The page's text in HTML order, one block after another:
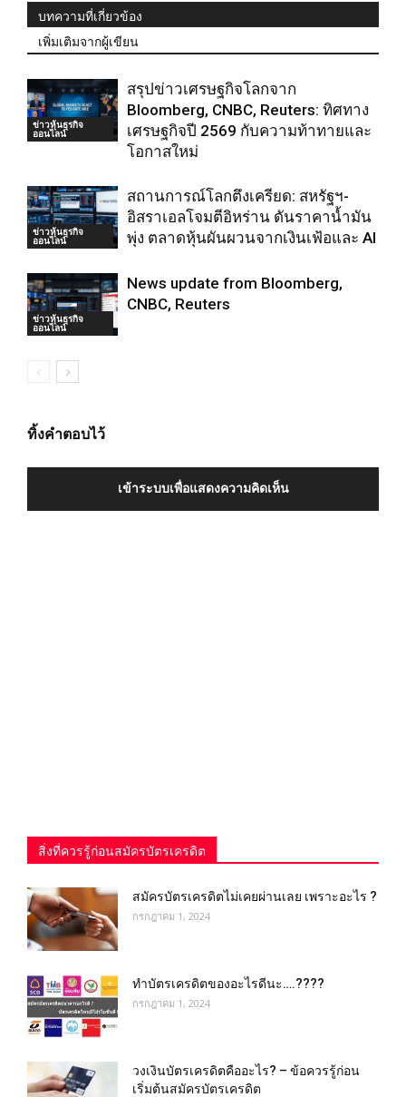
บทความที่เกี่ยวข้อง
เพิ่มเติมจากผู้เขียน
ข่าวหุ้นธุรกิจ
ออนไลน์
สรุปข่าวเศรษฐกิจโลกจาก
Bloomberg, CNBC, Reuters: ทิศทาง
เศรษฐกิจปี 2569 กับความท้าทายและ
โอกาสใหม่
ข่าวหุ้นธุรกิจ
ออนไลน์
สถานการณ์โลกตึงเครียด: สหรัฐฯ-
อิสราเอลโจมตีอิหร่าน ดันราคาน้ำมัน
พุ่ง ตลาดหุ้นผันผวนจากเงินเฟ้อและ AI
ข่าวหุ้นธุรกิจ
ออนไลน์
News update from Bloomberg,
CNBC, Reuters
ทิ้งคำตอบไว้
เข้าระบบเพื่อแสดงความคิดเห็น
สิ่งที่ควรรู้ก่อนสมัครบัตรเครดิต
สมัครบัตรเครดิตไม่เคยผ่านเลย เพราะอะไร ?
กรกฎาคม 1, 2024
ทําบัตรเครดิตของอะไรดีนะ….????
กรกฎาคม 1, 2024
วงเงินบัตรเครดิตคืออะไร? – ข้อควรรู้ก่อน
เริ่มต้นสมัครบัตรเครดิต